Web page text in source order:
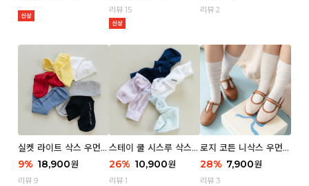
리뷰 15 리뷰 2
실켓 라이트 삭스 우먼 3
P
9% 18,900원
리뷰 9
스테이 쿨 시스루 삭스
우먼 2P
26% 10,900원
리뷰 1
로지 코튼 니삭스 우먼 1
P
28% 7,900원
리뷰 3